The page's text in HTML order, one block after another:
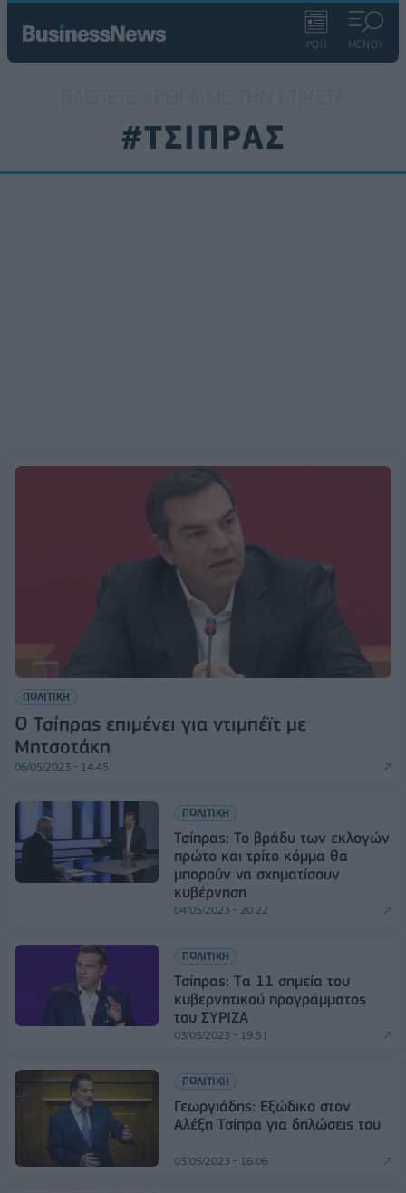
ΡΟΗ ΜΕΝΟΥ
#ΤΣΙΠΡΑΣ
ΠΟΛΙΤΙΚΗ
Ο Τσίπρας επιμένει για ντιμπέϊτ με
Μητσοτάκη
06/05/2023 - 14:45
ΠΟΛΙΤΙΚΗ
Τσίπρας: Το βράδυ των εκλογών
πρώτο και τρίτο κόμμα θα
μπορούν να σχηματίσουν
κυβέρνηση
04/05/2023 - 20:22
ΠΟΛΙΤΙΚΗ
Τσίπρας: Tα 11 σημεία του
κυβερνητικού προγράμματος
του ΣΥΡΙΖΑ
03/05/2023 - 19:51
ΠΟΛΙΤΙΚΗ
Γεωργιάδης: Εξώδικο στον
Αλέξη Τσίπρα για δηλώσεις του
03/05/2023 - 16:06